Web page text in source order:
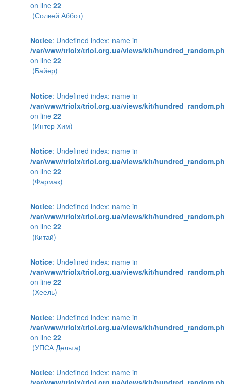
on line 22
(Солвей Аббот)
Notice: Undefined index: name in
/var/www/triolx/triol.org.ua/views/kit/
on line 22
(Байер)
Notice: Undefined index: name in
/var/www/triolx/triol.org.ua/views/kit/
on line 22
(Интер Хим)
Notice: Undefined index: name in
/var/www/triolx/triol.org.ua/views/kit/
on line 22
(Фармак)
Notice: Undefined index: name in
/var/www/triolx/triol.org.ua/views/kit/
on line 22
(Китай)
Notice: Undefined index: name in
/var/www/triolx/triol.org.ua/views/kit/
on line 22
(Хеель)
Notice: Undefined index: name in
/var/www/triolx/triol.org.ua/views/kit/
on line 22
(УПСА Дельта)
Notice: Undefined index: name in